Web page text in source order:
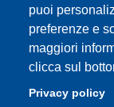
puoi
preferenze e
maggiori
clicca sul
Privacy policy
Partita IVA:
Dipartimento di
Sede: Via G.
Email: